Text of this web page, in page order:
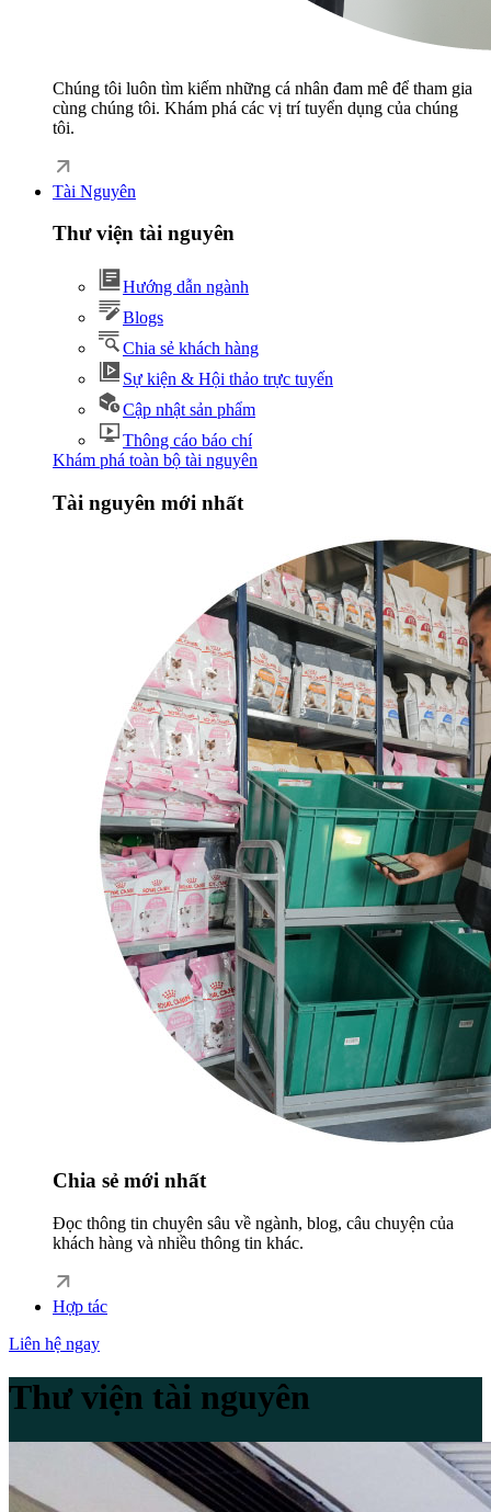
Chúng tôi luôn tìm kiếm những cá nhân đam mê để tham gia
cùng chúng tôi. Khám phá các vị trí tuyển dụng của chúng
tôi.
Tài Nguyên
Thư viện tài nguyên
Hướng dẫn ngành
Blogs
Chia sẻ khách hàng
Sự kiện & Hội thảo trực tuyến
Cập nhật sản phẩm
Thông cáo báo chí
Khám phá toàn bộ tài nguyên
Tài nguyên mới nhất
Chia sẻ mới nhất
Đọc thông tin chuyên sâu về ngành, blog, câu chuyện của
khách hàng và nhiều thông tin khác.
Hợp tác
Liên hệ ngay
Thư viện tài nguyên